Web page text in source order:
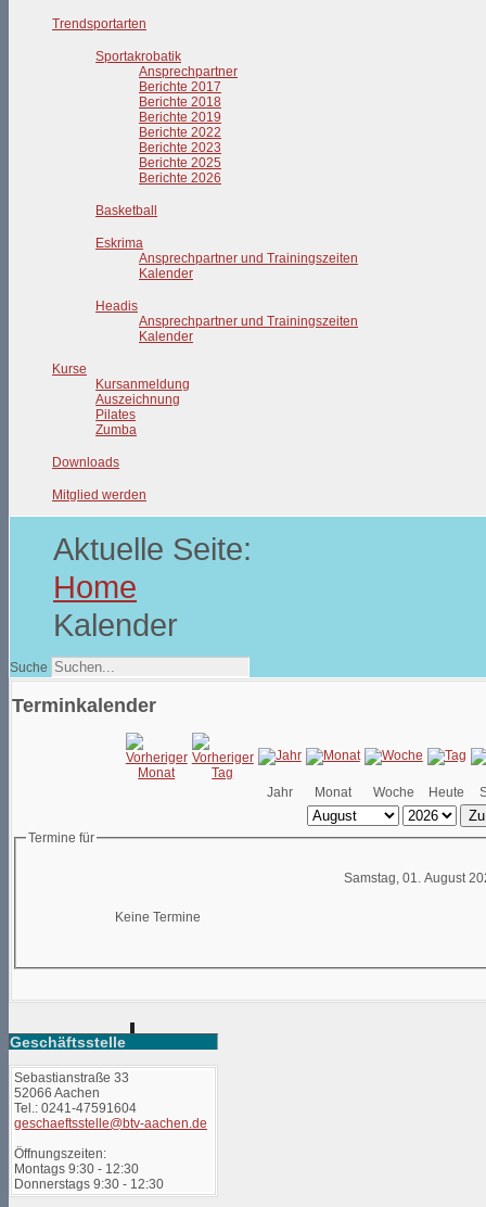
Trendsportarten
Sportakrobatik
Ansprechpartner
Berichte 2017
Berichte 2018
Berichte 2019
Berichte 2022
Berichte 2023
Berichte 2025
Berichte 2026
Basketball
Eskrima
Ansprechpartner und Trainingszeiten
Kalender
Headis
Ansprechpartner und Trainingszeiten
Kalender
Kurse
Kursanmeldung
Auszeichnung
Pilates
Zumba
Downloads
Mitglied werden
Aktuelle Seite:
Home
Kalender
Suche
Terminkalender
Jahr Monat Woche Heute
Termine für
Samstag, 01. August
Keine Termine
Geschäftsstelle
Sebastianstraße 33
52066 Aachen
Tel.: 0241-47591604
geschaeftsstelle@btv-aachen.de
Öffnungszeiten:
Montags 9:30 - 12:30
Donnerstags 9:30 - 12:30